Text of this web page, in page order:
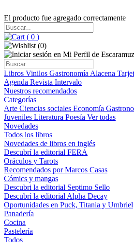
El producto fue agregado correctamente
( 0 )
(0)
Libros Vinilos Gastronomía Alacena
Agenda Revista Intervalo
Nuestros recomendados
Categorías
Arte Ciencias sociales Economía
Juveniles Literatura Poesía Ver todas
Novedades
Todos los libros
Novedades de libros en inglés
Descubrí la editorial FERA
Oráculos y Tarots
Recomendados por Marcos Casas
Cómics y mangas
Descubri la editorial Septimo Sello
Descubrí la editorial Alpha Decay
Oportunidades en Puck, Titania y Umbriel
Panadería
Cocina
Pastelería
Todos